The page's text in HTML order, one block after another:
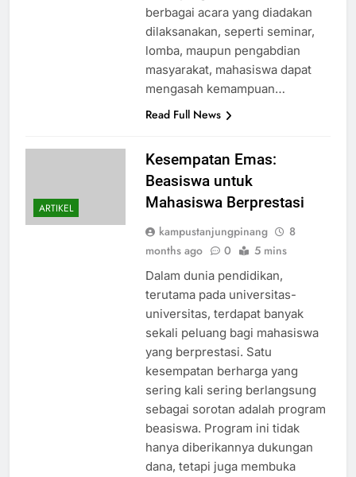
berbagai acara yang diadakan
dilaksanakan, seperti seminar,
lomba, maupun pengabdian
masyarakat, mahasiswa dapat
mengasah kemampuan…
Read Full News
ARTIKEL
Kesempatan Emas:
Beasiswa untuk
Mahasiswa Berprestasi
kampustanjungpinang
8
months ago
0 5 mins
Dalam dunia pendidikan,
terutama pada universitas-
universitas, terdapat banyak
sekali peluang bagi mahasiswa
yang berprestasi. Satu
kesempatan berharga yang
sering kali sering berlangsung
sebagai sorotan adalah program
beasiswa. Program ini tidak
hanya diberikannya dukungan
dana, tetapi juga membuka